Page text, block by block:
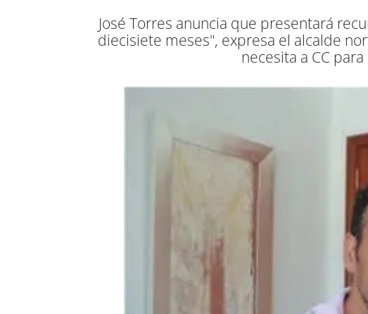
José Torres anuncia que presentará
diecisiete meses", expresa el alcalde
necesita a CC